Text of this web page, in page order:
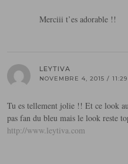
Merciii t’es adorable !!
LEYTIVA
NOVEMBRE 4, 2015 / 11:29
Tu es tellement jolie !! Et ce look
pas fan du bleu mais le look reste
http://www.leytiva.com